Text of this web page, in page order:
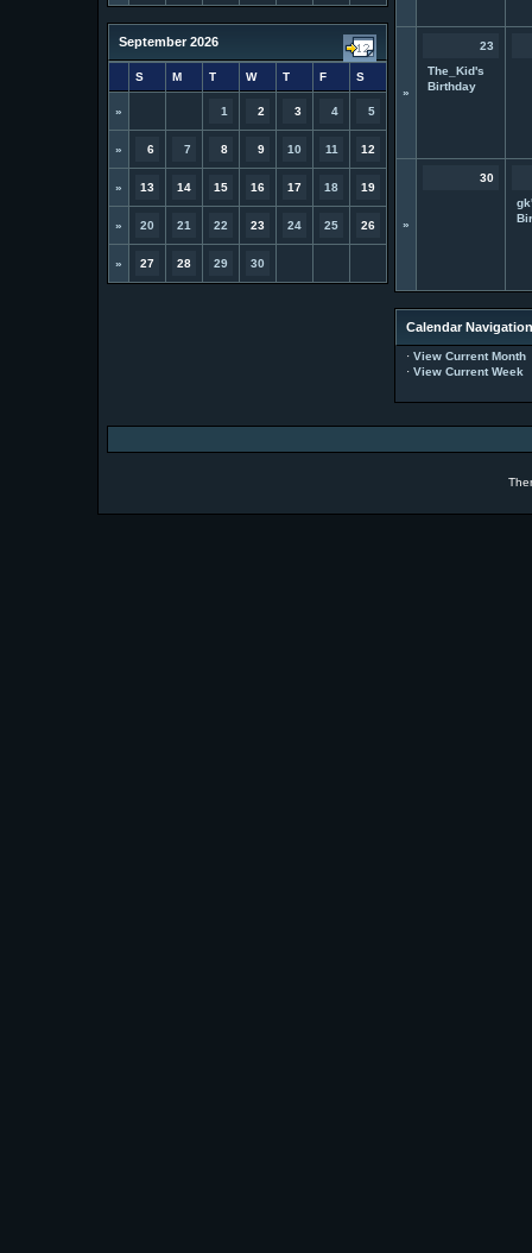
September 2026
S M T W T F S
» 1 2 3 4 5
» 6 7 8 9 10 11 12
» 13 14 15 16 17 18 19
» 20 21 22 23 24 25 26
» 27 28 29 30
»
23
The_Kid's
Birthday
»
30
Calendar Navigation
· View Current Month
· View Current Week